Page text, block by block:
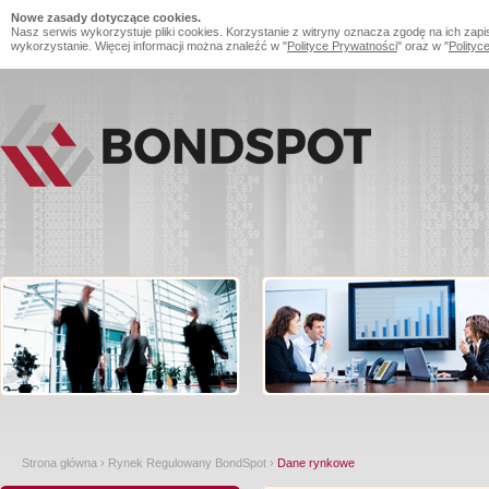
Nowe zasady dotyczące cookies.
Nasz serwis wykorzystuje pliki cookies. Korzystanie z witryny oznacza zgodę na ich
wykorzystanie. Więcej informacji można znaleźć w "Polityce Prywatności" oraz w "
Strona główna › Rynek Regulowany BondSpot › Dane rynkowe